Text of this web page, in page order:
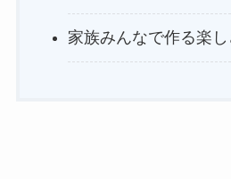
家族みんなで作る楽